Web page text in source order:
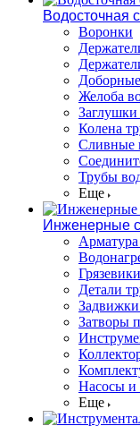
Водосточная
Воронки
Желоба
Заглушки
Колена
Сливные
Трубы
Еще
Инженерные
Арматура
Грязевики
Детали
Задвижки
Затворы
Насосы и
Еще